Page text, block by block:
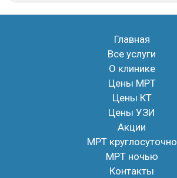
Главная
Все услуги
О клинике
Цены МРТ
Цены КТ
Цены УЗИ
Акции
МРТ круглосуточно
МРТ ночью
Контакты